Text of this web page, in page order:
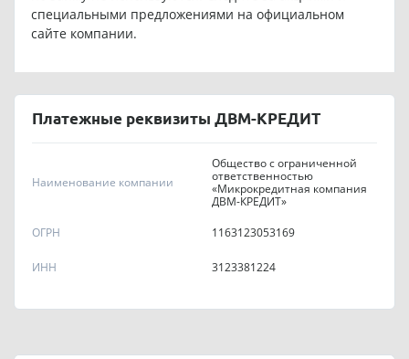
специальными предложениями на официальном
сайте компании.
Платежные реквизиты ДВМ-КРЕДИТ
Наименование компании
Общество с ограниченной
ответственностью
«Микрокредитная компания
ДВМ-КРЕДИТ»
ОГРН
1163123053169
ИНН 3123381224